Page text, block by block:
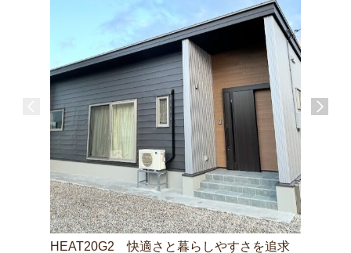
HEAT20G2 快適さと暮らしやすさを追求